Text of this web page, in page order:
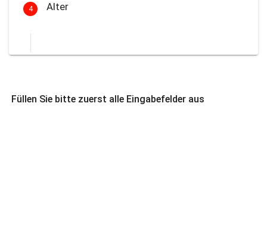
4 Alter
Füllen Sie bitte zuerst alle Eingabefelder aus